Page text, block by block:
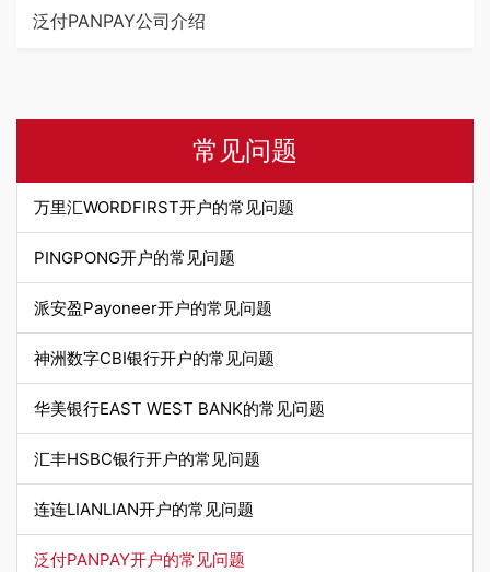
泛付PANPAY公司介绍
常见问题
万里汇WORDFIRST开户的常见问题
PINGPONG开户的常见问题
派安盈Payoneer开户的常见问题
神洲数字CBI银行开户的常见问题
华美银行EAST WEST BANK的常见问题
汇丰HSBC银行开户的常见问题
连连LIANLIAN开户的常见问题
泛付PANPAY开户的常见问题